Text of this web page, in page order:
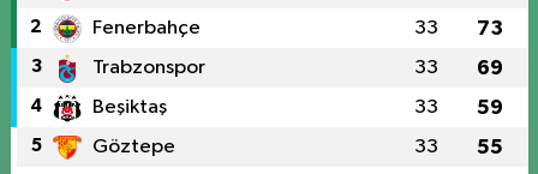
2 Fenerbahçe 33 73
3 Trabzonspor 33 69
4 Beşiktaş 33 59
5 Göztepe 33 55